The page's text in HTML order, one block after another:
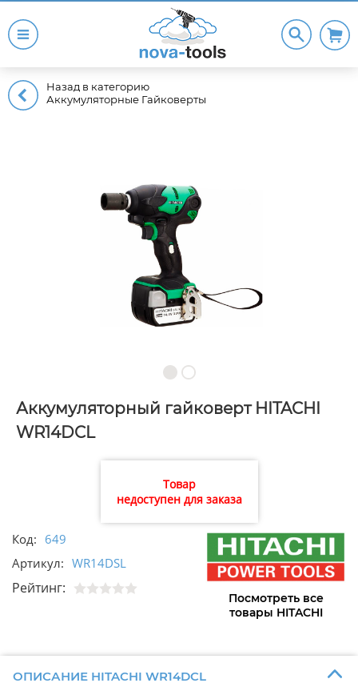
Назад в категорию
Аккумуляторные Гайковерты
Аккумуляторный гайковерт HITACHI
WR14DCL
Товар
недоступен для заказа
Код: 649
Артикул: WR14DSL
Рейтинг:
Посмотреть все
товары HITACHI
ОПИСАНИЕ HITACHI WR14DCL